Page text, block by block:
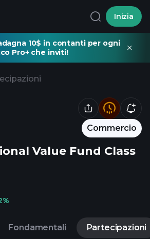
Inizia
10$ in contanti per ogni
Pro+ che inviti!
Commercio
Value Fund Class
Fondamentali Partecipazioni